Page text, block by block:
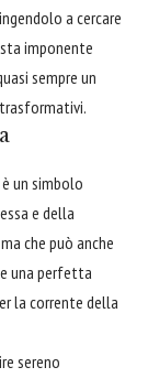
a cercare
imponente
sempre un
un simbolo
e della
che può anche
una perfetta
la corrente della
sereno